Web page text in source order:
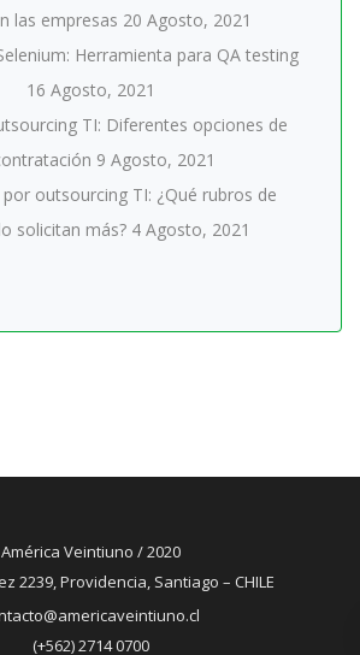
las empresas 20 Agosto, 2021
Herramienta para QA testing
16 Agosto, 2021
TI: Diferentes opciones de
9 Agosto, 2021
outsourcing TI: ¿Qué rubros de
solicitan más? 4 Agosto, 2021
América Veintiuno / 2020
2239, Providencia, Santiago – CHILE
(+562) 2714 0700